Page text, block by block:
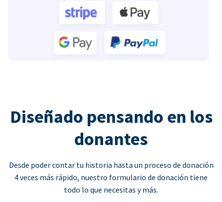
Diseñado pensando en los
donantes
Desde poder contar tu historia hasta un proceso de donación
4 veces más rápido, nuestro formulario de donación tiene
todo lo que necesitas y más.